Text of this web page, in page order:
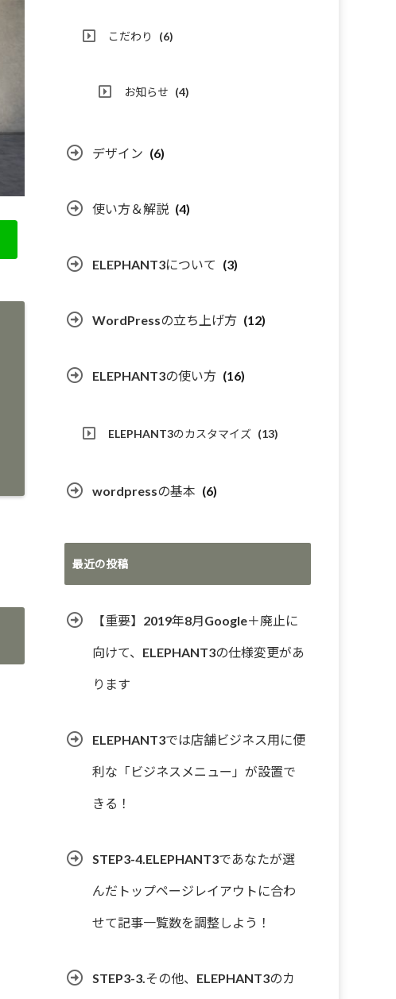
こだわり (6)
お知らせ (4)
デザイン (6)
使い方＆解説 (4)
ELEPHANT3について (3)
WordPressの立ち上げ方 (12)
ELEPHANT3の使い方 (16)
ELEPHANT3のカスタマイズ (13)
wordpressの基本 (6)
最近の投稿
【重要】2019年8月Google＋廃止に
向けて、ELEPHANT3の仕様変更があ
ります
ELEPHANT3では店舗ビジネス用に便
利な「ビジネスメニュー」が設置で
きる！
STEP3-4.ELEPHANT3であなたが選
んだトップページレイアウトに合わ
せて記事一覧数を調整しよう！
STEP3-3.その他、ELEPHANT3のカ